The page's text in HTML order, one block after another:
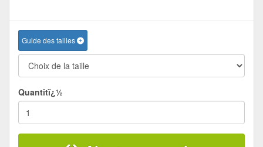
Guide des tailles
Quantitï¿½